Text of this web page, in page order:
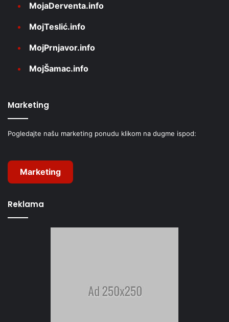
MojaDerventa.info
MojTeslić.info
MojPrnjavor.info
MojŠamac.info
Marketing
Pogledajte našu marketing ponudu klikom na dugme ispod:
Marketing
Reklama